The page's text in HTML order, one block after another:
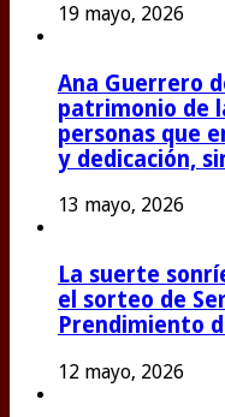
19 mayo, 2026
Ana Guerrero
patrimonio de
personas que
y dedicación,
13 mayo, 2026
La suerte
el sorteo de
Prendimiento
12 mayo, 2026